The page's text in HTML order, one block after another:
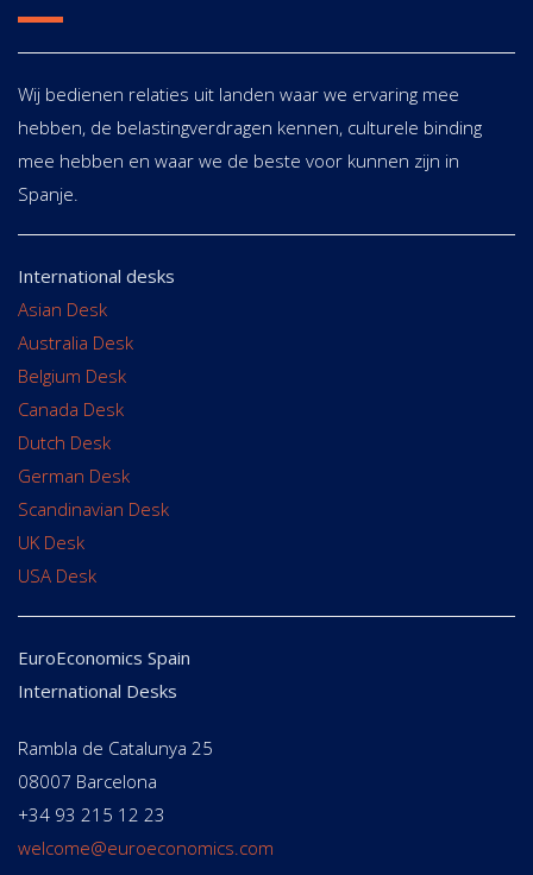
Wij bedienen relaties uit landen waar we ervaring mee
hebben, de belastingverdragen kennen, culturele binding
mee hebben en waar we de beste voor kunnen zijn in
Spanje.
International desks
Asian Desk
Australia Desk
Belgium Desk
Canada Desk
Dutch Desk
German Desk
Scandinavian Desk
UK Desk
USA Desk
EuroEconomics Spain
International Desks
Rambla de Catalunya 25
08007 Barcelona
+34 93 215 12 23
welcome@euroeconomics.com